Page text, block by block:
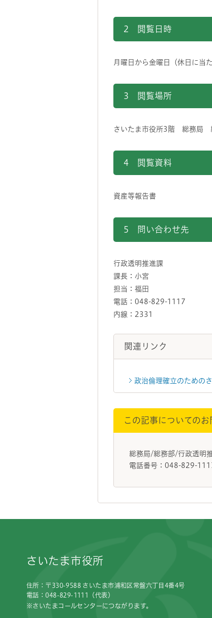
2 閲覧日時
月曜日から金曜日（休日に
3 閲覧場所
さいたま市役所
4 閲覧資料
資産等報告書
5 問い合わせ先
行政透明推進課
課長：小宮
担当：福田
電話：048-829-1117
内線：2331
関連リンク
政治倫理確立のための
この記事についての
総務局/総務部/行政透明
電話番号：048-829-
さいたま市役所
住所：〒330-9588 さいたま市浦和区常盤六丁目4番4号
電話：048-829-1111（代表）
※さいたまコールセンターにつながります。